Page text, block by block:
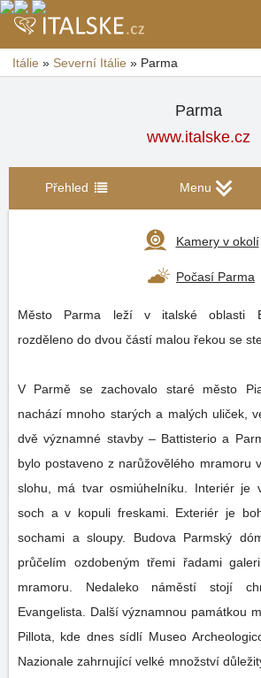
Itálie » Severní Itálie » Parma
Parma
www.italske.cz
Přehled Menu
Kamery v okolí
Počasí Parma
Město Parma leží v italské oblasti
rozděleno do dvou částí malou řekou se
V Parmě se zachovalo staré město
nachází mnoho starých a malých uliček,
dvě významné stavby – Battisterio a
bylo postaveno z narůžovělého mramoru
slohu, má tvar osmiúhelníku. Interiér je
soch a v kopuli freskami. Exteriér je
sochami a sloupy. Budova Parmský
průčelím ozdobeným třemi řadami
mramoru. Nedaleko náměstí stojí
Evangelista. Další významnou památkou
Pillota, kde dnes sídlí Museo
Nazionale zahrnující velké množství